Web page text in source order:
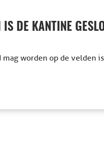
DE KANTINE
worden op de velden